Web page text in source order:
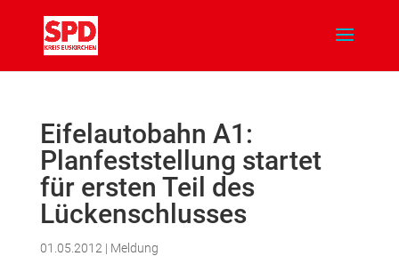
Eifelautobahn A1:
Planfeststellung startet
für ersten Teil des
Lückenschlusses
01.05.2012 | Meldung